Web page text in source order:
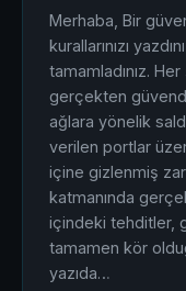
Merhaba, Bir
kurallarınızı
tamamladınız. Her
gerçekten
ağlara yönelik
verilen portlar
içine gizlenmiş
katmanında
içindeki tehditler,
tamamen kör
yazıda…